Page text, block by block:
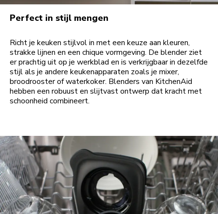
Perfect in stijl mengen
Richt je keuken stijlvol in met een keuze aan kleuren,
strakke lijnen en een chique vormgeving. De blender ziet
er prachtig uit op je werkblad en is verkrijgbaar in dezelfde
stijl als je andere keukenapparaten zoals je mixer,
broodrooster of waterkoker. Blenders van KitchenAid
hebben een robuust en slijtvast ontwerp dat kracht met
schoonheid combineert.